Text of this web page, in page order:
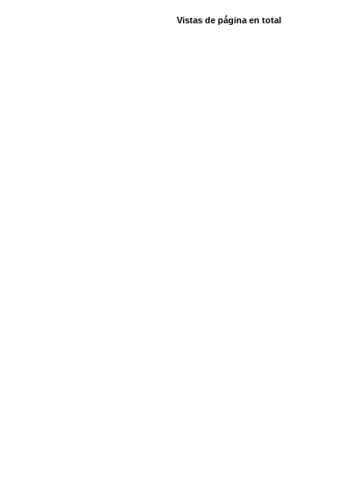
Vistas de página en total